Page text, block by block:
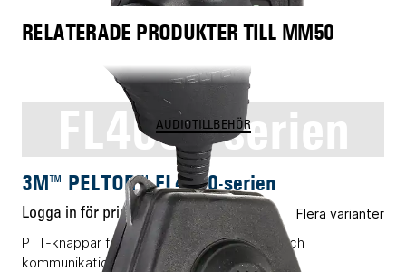
RELATERADE PRODUKTER TILL MM50
FL4000-serien
AUDIOTILLBEHÖR
3M™ PELTOR™ FL4000-serien
Logga in för pris Flera varianter
PTT-knappar för koppling mellan headset och
kommunikationsenheter.